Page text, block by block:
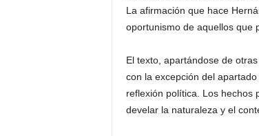
La afirmación que hace
oportunismo de aquellos que
El texto, apartándose de
con la excepción del
reflexión política. Los hechos
develar la naturaleza y el